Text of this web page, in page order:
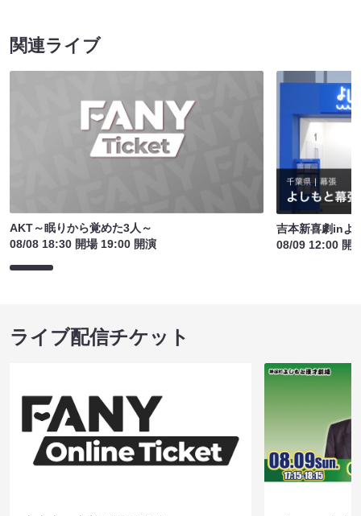
関連ライブ
AKT～眠りから覚めた3人～
08/08 18:30 開場 19:00 開演
吉本新喜劇inよ
08/09 12:00 開
ライブ配信チケット